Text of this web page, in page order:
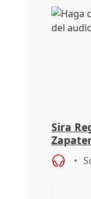
Sira